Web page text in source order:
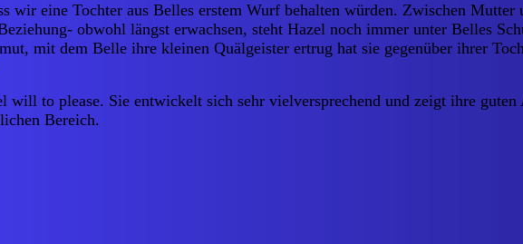
wir eine Tochter aus Belles erstem Wurf behalten würden. Zwischen Mutter
obwohl längst erwachsen, steht Hazel noch immer unter Belles
mit dem Belle ihre kleinen Quälgeister ertrug hat sie gegenüber ihrer
to please. Sie entwickelt sich sehr vielversprechend und zeigt ihre guten
Bereich.